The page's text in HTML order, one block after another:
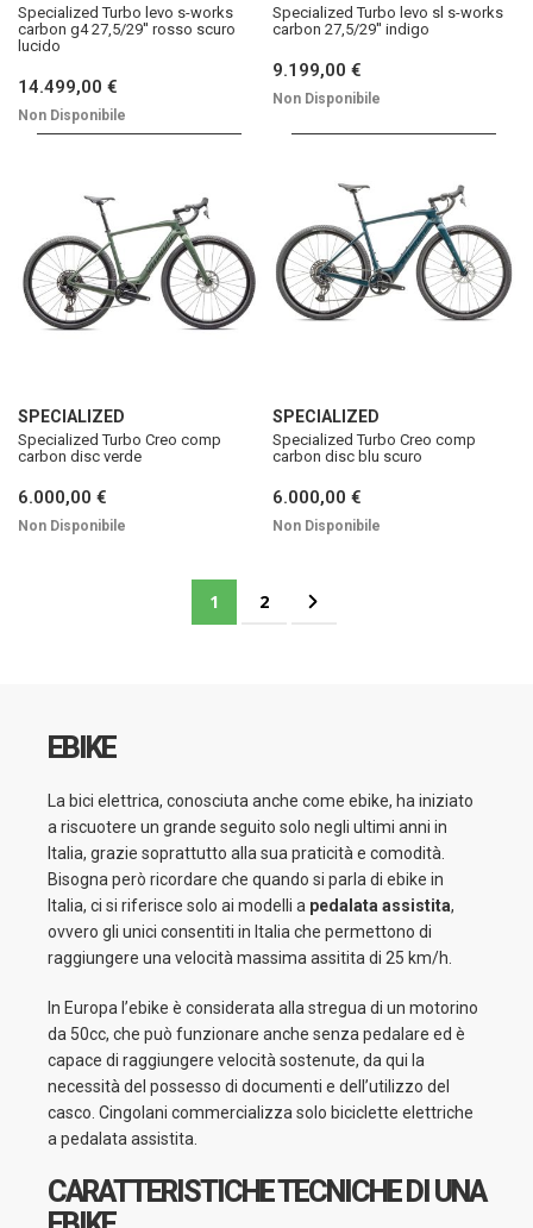
Specialized Turbo levo s-works
carbon g4 27,5/29'' rosso scuro
lucido
14.499,00 €
Non Disponibile
Specialized Turbo levo sl s-works
carbon 27,5/29'' indigo
9.199,00 €
Non Disponibile
SPECIALIZED
Specialized Turbo Creo comp
carbon disc verde
6.000,00 €
Non Disponibile
SPECIALIZED
Specialized Turbo Creo comp
carbon disc blu scuro
6.000,00 €
Non Disponibile
Attualmente stai leggendo la pagina
1 Pagina
2 Pagina
Successivo
EBIKE
La bici elettrica, conosciuta anche come ebike, ha iniziato
a riscuotere un grande seguito solo negli ultimi anni in
Italia, grazie soprattutto alla sua praticità e comodità.
Bisogna però ricordare che quando si parla di ebike in
Italia, ci si riferisce solo ai modelli a pedalata assistita,
ovvero gli unici consentiti in Italia che permettono di
raggiungere una velocità massima assitita di 25 km/h.
In Europa l’ebike è considerata alla stregua di un motorino
da 50cc, che può funzionare anche senza pedalare ed è
capace di raggiungere velocità sostenute, da qui la
necessità del possesso di documenti e dell’utilizzo del
casco. Cingolani commercializza solo biciclette elettriche
a pedalata assistita.
CARATTERISTICHE TECNICHE DI UNA